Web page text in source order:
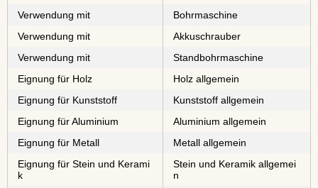
Verwendung mit
Bohrmaschine
Verwendung mit
Akkuschrauber
Verwendung mit
Standbohrmaschine
Eignung für Holz
Holz allgemein
Eignung für Kunststoff
Kunststoff allgemein
Eignung für Aluminium
Aluminium allgemein
Eignung für Metall
Metall allgemein
Eignung für Stein und Kerami
k
Stein und Keramik allgemei
n